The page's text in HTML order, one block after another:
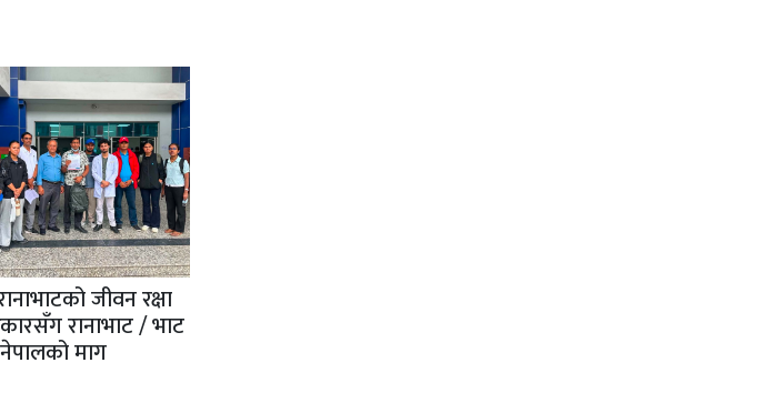
जीवन रक्षा
रानाभाट / भाट
माग